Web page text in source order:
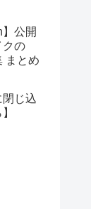
公開
クの
まとめ
じ込